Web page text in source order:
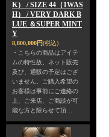
K） / SIZE 44（1WAS
H） / VERY DARK B
LUE ＆SUPER MINT
Y
8,800,000円(税込)
・こちらの商品はアイテ
ムの特性故、ネット販売
及び、通販の予定はござ
いません。ご購入希望の
お客様は事前にご連絡の
上、ご来店、ご商談が可
能な方と限らせて頂…